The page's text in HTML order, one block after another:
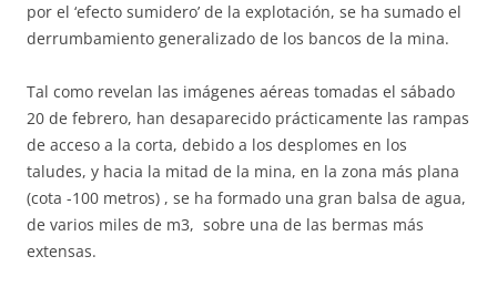
por el ‘efecto sumidero’ de la explotación, se ha sumado el
derrumbamiento generalizado de los bancos de la mina.
Tal como revelan las imágenes aéreas tomadas el sábado
20 de febrero, han desaparecido prácticamente las rampas
de acceso a la corta, debido a los desplomes en los
taludes, y hacia la mitad de la mina, en la zona más plana
(cota -100 metros) , se ha formado una gran balsa de agua,
de varios miles de m3, sobre una de las bermas más
extensas.